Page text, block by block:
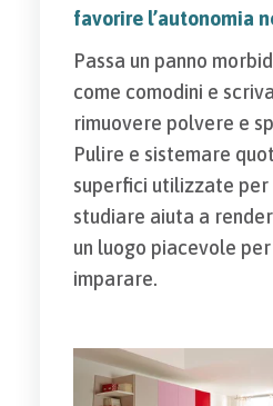
favorire l’autonomia
Passa un panno
come comodini e
rimuovere polvere e
Pulire e sistemare
superfici utilizzate per
studiare aiuta a
un luogo piacevole
imparare.